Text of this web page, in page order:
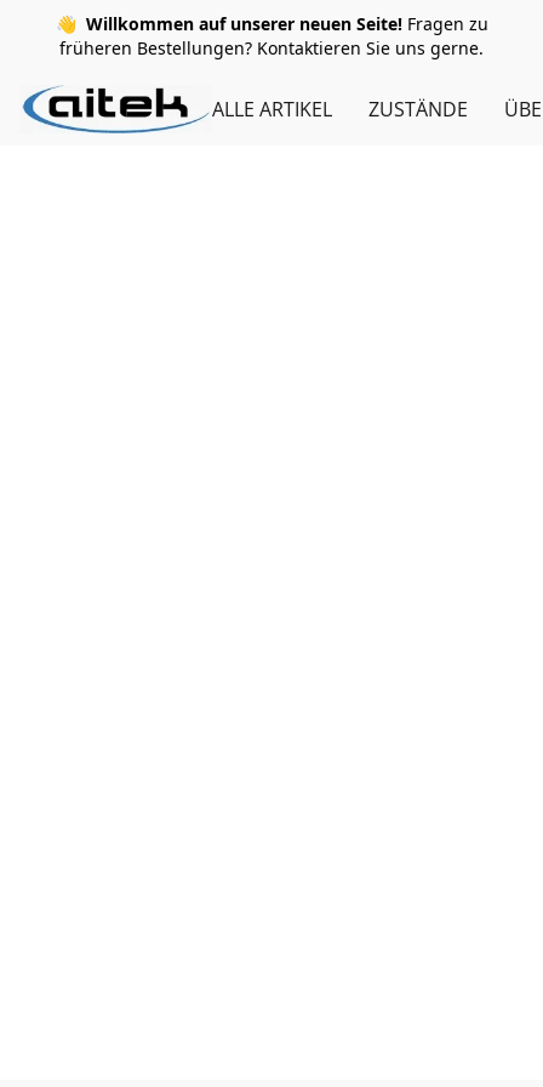
👋 Willkommen auf unserer neuen Seite! Fragen zu
früheren Bestellungen? Kontaktieren Sie uns gerne.
ALLE ARTIKEL ZUSTÄNDE